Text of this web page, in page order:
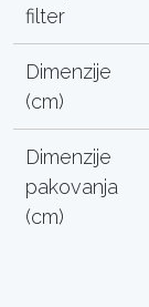
filter
Dimenzije
(cm)
Dimenzije
pakovanja
(cm)